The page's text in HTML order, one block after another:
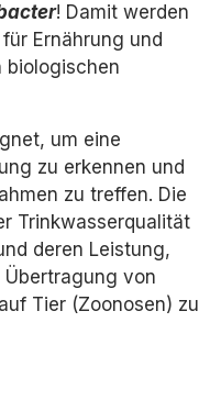
! Damit werden
Ernährung und
biologischen
um eine
zu erkennen und
zu treffen. Die
Trinkwasserqualität
deren Leistung,
von
Tier (Zoonosen) zu